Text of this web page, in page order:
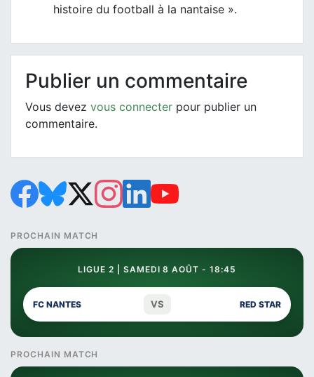
histoire du football à la nantaise ».
Publier un commentaire
Vous devez vous connecter pour publier un
commentaire.
PROCHAIN MATCH
LIGUE 2 | SAMEDI 8 AOÛT - 18:45
FC NANTES VS RED STAR
PROCHAIN MATCH